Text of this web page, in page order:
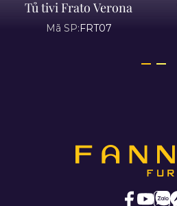
Tủ tivi Frato Verona
Mã SP:FRT07